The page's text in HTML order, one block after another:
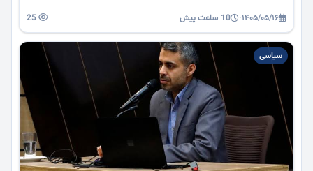
۱۴۰۵/۰۵/۱۶· 10 ساعت پیش
سیاسی